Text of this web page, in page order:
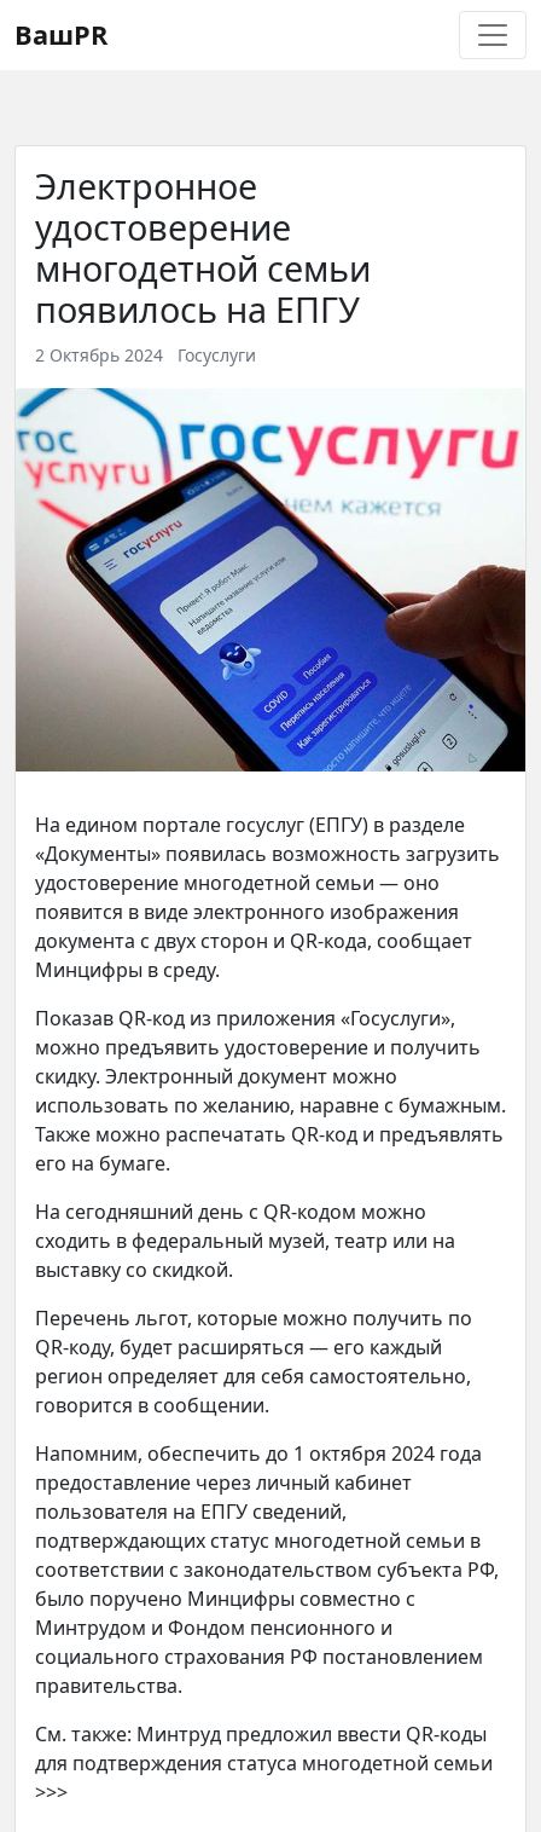
Регистрация
ВашPR
Электронное
удостоверение
многодетной семьи
появилось на ЕПГУ
2 Октябрь 2024 Госуслуги
На едином портале госуслуг (ЕПГУ) в разделе
«Документы» появилась возможность загрузить
удостоверение многодетной семьи — оно
появится в виде электронного изображения
документа с двух сторон и QR-кода, сообщает
Минцифры в среду.
Показав QR-код из приложения «Госуслуги»,
можно предъявить удостоверение и получить
скидку. Электронный документ можно
использовать по желанию, наравне с бумажным.
Также можно распечатать QR-код и предъявлять
его на бумаге.
На сегодняшний день с QR-кодом можно
сходить в федеральный музей, театр или на
выставку со скидкой.
Перечень льгот, которые можно получить по
QR-коду, будет расширяться — его каждый
регион определяет для себя самостоятельно,
говорится в сообщении.
Напомним, обеспечить до 1 октября 2024 года
предоставление через личный кабинет
пользователя на ЕПГУ сведений,
подтверждающих статус многодетной семьи в
соответствии с законодательством субъекта РФ,
было поручено Минцифры совместно с
Минтрудом и Фондом пенсионного и
социального страхования РФ постановлением
правительства.
См. также: Минтруд предложил ввести QR-коды
для подтверждения статуса многодетной семьи
>>>